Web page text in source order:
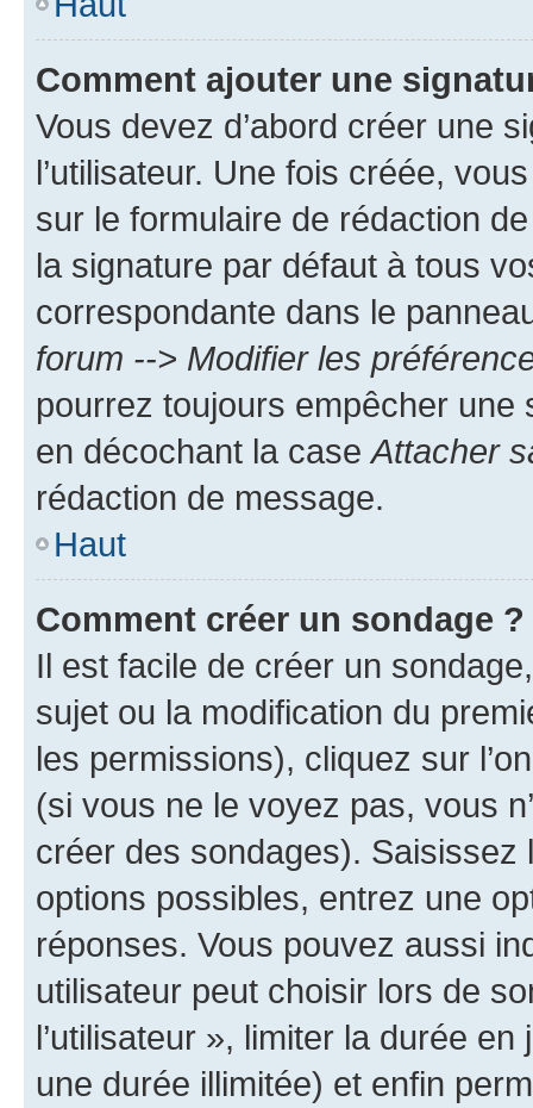
Comment ajouter une
Vous devez d’abord créer une
l’utilisateur. Une fois créée,
sur le formulaire de rédaction
la signature par défaut à tous
correspondante dans le
forum --> Modifier les
pourrez toujours empêcher une
en décochant la case Attacher
rédaction de message.
Haut
Comment créer un sondage ?
Il est facile de créer un
sujet ou la modification du
les permissions), cliquez sur
(si vous ne le voyez pas, vous
créer des sondages).
options possibles, entrez une
réponses. Vous pouvez aussi
utilisateur peut choisir lors de
l’utilisateur », limiter la durée
une durée illimitée) et enfin